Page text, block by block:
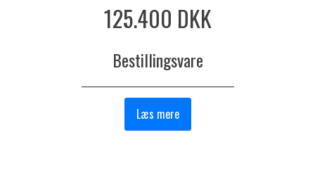
125.400 DKK
Bestillingsvare
Læs mere